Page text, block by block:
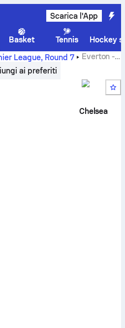
Scarica l'App
Basket Tennis
Hockey
League, Round 7 Everton -
risultati H2H, classifica e
ai preferiti
Chelsea